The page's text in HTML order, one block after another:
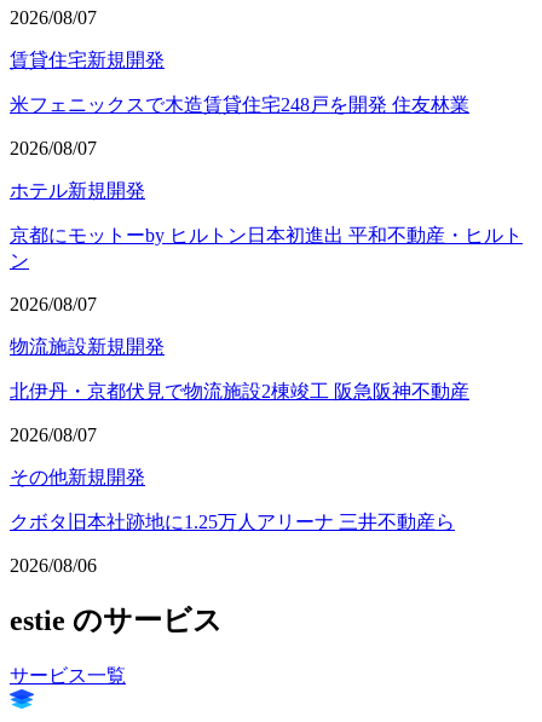
2026/08/07
賃貸住宅新規開発
米フェニックスで木造賃貸住宅248戸を開発 住友林業
2026/08/07
ホテル新規開発
京都にモットーby ヒルトン日本初進出 平和不動産・ヒルト
ン
2026/08/07
物流施設新規開発
北伊丹・京都伏見で物流施設2棟竣工 阪急阪神不動産
2026/08/07
その他新規開発
クボタ旧本社跡地に1.25万人アリーナ 三井不動産ら
2026/08/06
estie のサービス
サービス一覧